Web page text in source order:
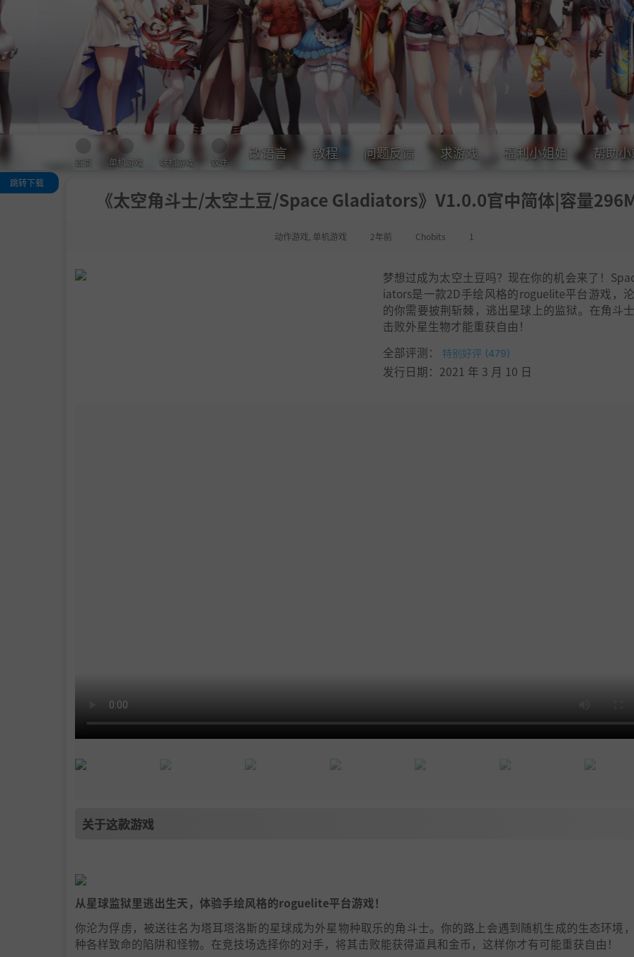
首页 单机游戏 联机游戏 软件
改语言 教程 问题反馈 求游戏 福利小姐姐 帮助
《太空角斗士/太空土豆/Space Gladiators》V1.0.0官中简体|容量
动作游戏 单机游戏 2年前 Chobits 1
跳转下载
梦想过成为太空土豆吗？现在你的机会来了！
iators是一款2D手绘风格的roguelite平台游戏，
的你需要披荆斩棘，逃出星球上的监狱。在角斗
击败外星生物才能重获自由！
全部评测：
特别好评 (479)
发行日期：2021 年 3 月 10 日
关于这款游戏
从星球监狱里逃出生天，体验手绘风格的roguelite平台游戏！
你沦为俘虏，被送往名为塔耳塔洛斯的星球成为外星物种取乐的角斗士。你的路上会遇到随机生成的生态环境
种各样致命的陷阱和怪物。在竞技场选择你的对手，将其击败能获得道具和金币，这样你才有可能重获自由！